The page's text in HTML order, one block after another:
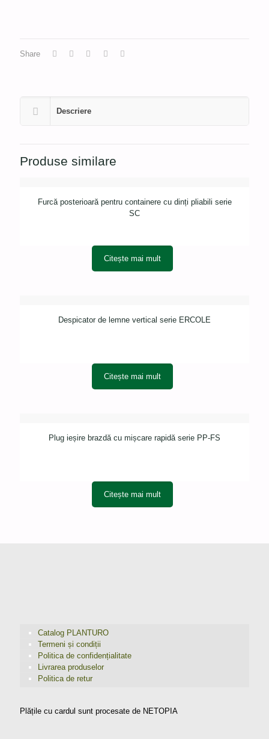
Share
Descriere
Produse similare
Furcă posterioară pentru containere cu dinți pliabili serie
SC
Citește mai mult
Despicator de lemne vertical serie ERCOLE
Citește mai mult
Plug ieșire brazdă cu mișcare rapidă serie PP-FS
Citește mai mult
Catalog PLANTURO
Termeni și condiții
Politica de confidențialitate
Livrarea produselor
Politica de retur
Plățile cu cardul sunt procesate de NETOPIA